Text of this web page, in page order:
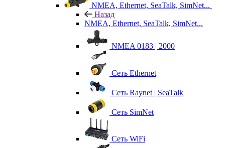
NMEA, Ethernet, SeaTalk, SimNet...
Назад
NMEA, Ethernet, SeaTalk, SimNet...
NMEA 0183 | 2000
Сеть Ethernet
Сеть Raynet | SeaTalk
Сеть SimNet
Сеть WiFi